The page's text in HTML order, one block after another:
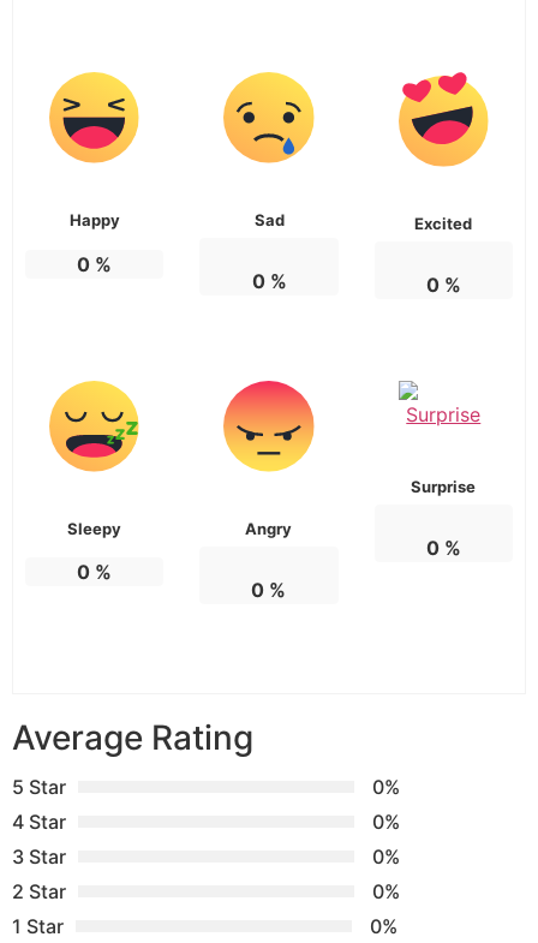
Happy
0 %
Sad
0%
Excited
0%
Sleepy
0 %
Angry
0 %
Surprise
0%
Average Rating
5 Star
0%
4 Star
0%
3 Star
0%
2 Star
0%
1 Star
0%